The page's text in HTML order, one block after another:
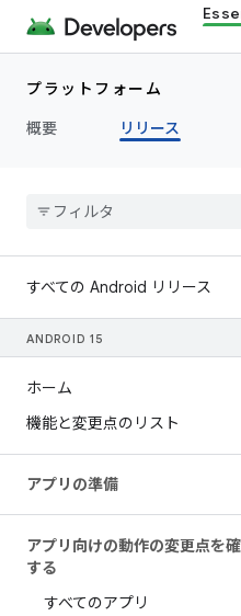
プラットフォーム
概要
リリース
すべての Android リリース
ANDROID 15
ホーム
機能と変更点のリスト
アプリの準備
アプリ向けの動作の変更点を
する
すべてのアプリ